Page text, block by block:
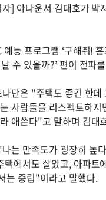
] 아나운서 김대호가 박
능 프로그램 ‘구해줘! 홈
수 있을까?’ 편이 전파
단은 "주택도 좋긴 한데
사람들을 리스펙트하지
애쓴다"고 말하며 김대
는 만족도가 굉장히 높
에서도 살았고, 아파트
는 중립"이라고 말했다.